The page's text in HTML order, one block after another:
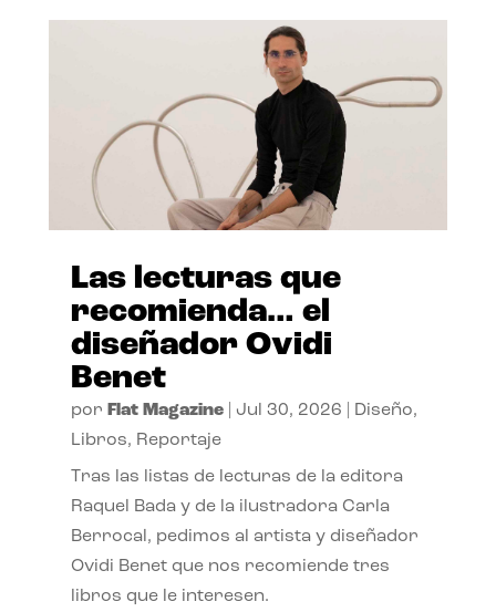
Las lecturas que
recomienda… el
diseñador Ovidi
Benet
por Flat Magazine| Jul 30, 2026 Diseño,
Libros, Reportaje
Tras las listas de lecturas de la editora
Raquel Bada y de la ilustradora Carla
Berrocal, pedimos al artista y diseñador
Ovidi Benet que nos recomiende tres
libros que le interesen.